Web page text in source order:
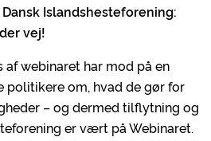
Islandshesteforening:
vej!
af webinaret har mod på en
politikere om, hvad de gør for
– og dermed tilflytning og
er vært på Webinaret.